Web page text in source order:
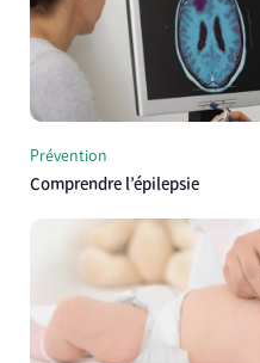
Prévention
Comprendre l’épilepsie